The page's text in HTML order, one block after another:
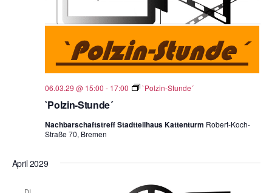
`Polzin-Stunde´
06.03.29 @ 15:00 - 17:00 `Polzin-Stunde´
Nachbarschaftstreff Stadtteilhaus Kattenturm Robert-Koch-
Straße 70, Bremen
April 2029